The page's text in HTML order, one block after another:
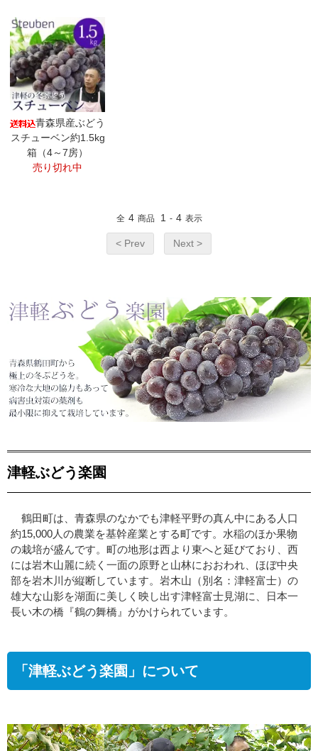
青森県産ぶどう
スチューベン約1.5kg
箱（4～7房）
売り切れ中
全 4 商品 1 - 4 表示
< Prev Next >
津軽ぶどう楽園
鶴田町は、青森県のなかでも津軽平野の真ん中にある人口
約15,000人の農業を基幹産業とする町です。水稲のほか果物
の栽培が盛んです。町の地形は西より東へと延びており、西
には岩木山麗に続く一面の原野と山林におおわれ、ほぼ中央
部を岩木川が縦断しています。岩木山（別名：津軽富士）の
雄大な山影を湖面に美しく映し出す津軽富士見湖に、日本一
長い木の橋『鶴の舞橋』がかけられています。
「津軽ぶどう楽園」について